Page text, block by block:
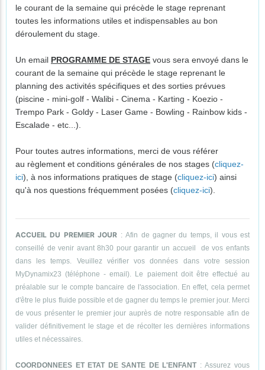
le courant de la semaine qui précède le stage reprenant
toutes les informations utiles et indispensables au bon
déroulement du stage.
Un email PROGRAMME DE STAGE vous sera envoyé dans le
courant de la semaine qui précède le stage reprenant le
planning des activités spécifiques et des sorties prévues
(piscine - mini-golf - Walibi - Cinema - Karting - Koezio -
Trempo Park - Goldy - Laser Game - Bowling - Rainbow kids -
Escalade - etc...).
Pour toutes autres informations, merci de vous référer
au règlement et conditions générales de nos stages (cliquez-
ici), à nos informations pratiques de stage (cliquez-ici) ainsi
qu'à nos questions fréquemment posées (cliquez-ici).
ACCUEIL DU PREMIER JOUR : Afin de gagner du temps, il vous est
conseillé de venir avant 8h30 pour garantir un accueil de vos enfants
dans les temps. Veuillez vérifier vos données dans votre session
MyDynamix23 (téléphone - email). Le paiement doit être effectué au
préalable sur le compte bancaire de l'association. En effet, cela permet
d'être le plus fluide possible et de gagner du temps le premier jour. Merci
de vous présenter le premier jour auprès de notre responsable afin de
valider définitivement le stage et de récolter les dernières informations
utiles et nécessaires.
COORDONNEES ET ETAT DE SANTE DE L'ENFANT: Assurez vous